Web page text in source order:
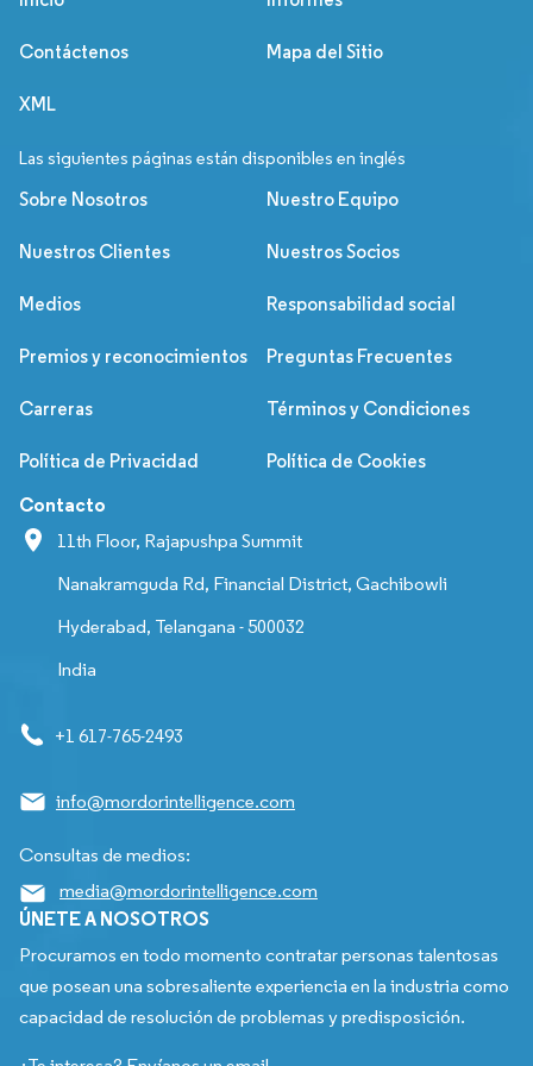
Contáctenos Mapa del Sitio
XML
Las siguientes páginas están disponibles en inglés
Sobre Nosotros Nuestro Equipo
Nuestros Clientes Nuestros Socios
Medios Responsabilidad social
Premios y reconocimientos Preguntas Frecuentes
Carreras Términos y Condiciones
Política de Privacidad Política de Cookies
Contacto
11th Floor, Rajapushpa Summit
Nanakramguda Rd, Financial District, Gachibowli
Hyderabad, Telangana - 500032
India
+1 617-765-2493
info@mordorintelligence.com
Consultas de medios:
media@mordorintelligence.com
ÚNETE A NOSOTROS
Procuramos en todo momento contratar personas talentosas
que posean una sobresaliente experiencia en la industria como
capacidad de resolución de problemas y predisposición.